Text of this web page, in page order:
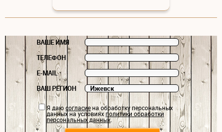
ВАШЕ ИМЯ
ТЕЛЕФОН
E-MAIL
ВАШ РЕГИОН
Я даюсогласиена обработку персональных
данных на условияхполитики обработки
персональных данных.